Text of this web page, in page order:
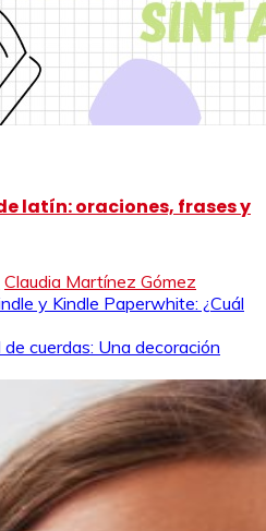
latín: oraciones, frases y
Claudia Martínez Gómez
y Kindle Paperwhite: ¿Cuál
cuerdas: Una decoración